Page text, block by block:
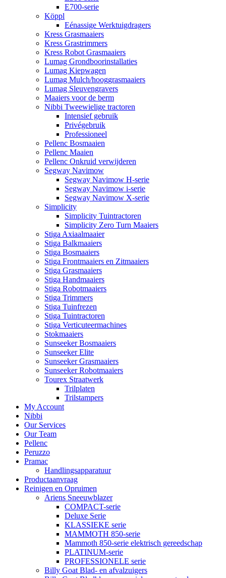
E700-serie
Köppl
Eénassige Werktuigdragers
Kress Grasmaaiers
Kress Grastrimmers
Kress Robot Grasmaaiers
Lumag Grondboorinstallaties
Lumag Kiepwagen
Lumag Mulch/hooggrasmaaiers
Lumag Sleuvengravers
Maaiers voor de berm
Nibbi Tweewielige tractoren
Intensief gebruik
Privégebruik
Professioneel
Pellenc Bosmaaien
Pellenc Maaien
Pellenc Onkruid verwijderen
Segway Navimow
Segway Navimow H-serie
Segway Navimow i-serie
Segway Navimow X-serie
Simplicity
Simplicity Tuintractoren
Simplicity Zero Turn Maaiers
Stiga Axiaalmaaier
Stiga Balkmaaiers
Stiga Bosmaaiers
Stiga Frontmaaiers en Zitmaaiers
Stiga Grasmaaiers
Stiga Handmaaiers
Stiga Robotmaaiers
Stiga Trimmers
Stiga Tuinfrezen
Stiga Tuintractoren
Stiga Verticuteermachines
Stokmaaiers
Sunseeker Bosmaaiers
Sunseeker Elite
Sunseeker Grasmaaiers
Sunseeker Robotmaaiers
Tourex Straatwerk
Trilplaten
Trilstampers
My Account
Nibbi
Our Services
Our Team
Pellenc
Peruzzo
Pramac
Handlingsapparatuur
Productaanvraag
Reinigen en Opruimen
Ariens Sneeuwblazer
COMPACT-serie
Deluxe Serie
KLASSIEKE serie
MAMMOTH 850-serie
Mammoth 850-serie elektrisch gereedschap
PLATINUM-serie
PROFESSIONELE serie
Billy Goat Blad- en afvalzuigers